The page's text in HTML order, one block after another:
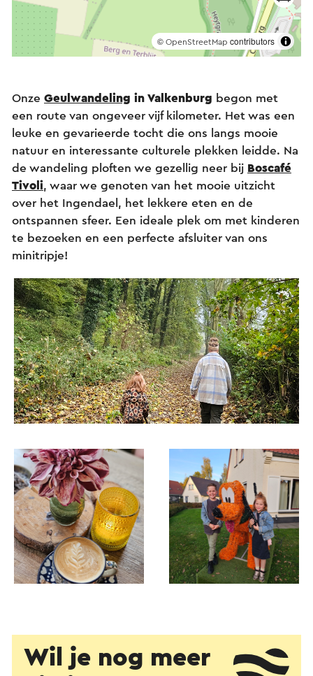
© OpenStreetMap contributors
Onze Geulwandeling in Valkenburg begon met
een route van ongeveer vijf kilometer. Het was een
leuke en gevarieerde tocht die ons langs mooie
natuur en interessante culturele plekken leidde. Na
de wandeling ploften we gezellig neer bij Boscafé
Tivoli, waar we genoten van het mooie uitzicht
over het Ingendael, het lekkere eten en de
ontspannen sfeer. Een ideale plek om met kinderen
te bezoeken en een perfecte afsluiter van ons
minitripje!
Wil je nog meer